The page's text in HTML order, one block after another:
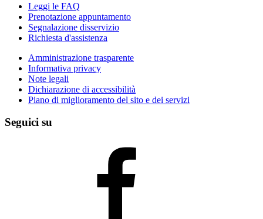
Leggi le FAQ
Prenotazione appuntamento
Segnalazione disservizio
Richiesta d'assistenza
Amministrazione trasparente
Informativa privacy
Note legali
Dichiarazione di accessibilità
Piano di miglioramento del sito e dei servizi
Seguici su